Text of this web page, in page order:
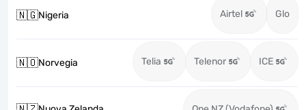
🇳🇬Nigeria Airtel Glo
🇳🇴Norvegia Telia Telenor ICE